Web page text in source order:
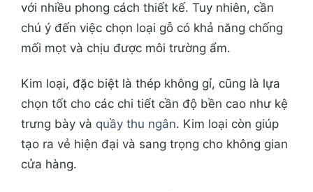
với nhiều phong cách thiết kế. Tuy nhiên, cần
chú ý đến việc chọn loại gỗ có khả năng chống
mối mọt và chịu được môi trường ẩm.
Kim loại, đặc biệt là thép không gỉ, cũng là lựa
chọn tốt cho các chi tiết cần độ bền cao như kệ
trưng bày và quầy thu ngân. Kim loại còn giúp
tạo ra vẻ hiện đại và sang trọng cho không gian
cửa hàng.